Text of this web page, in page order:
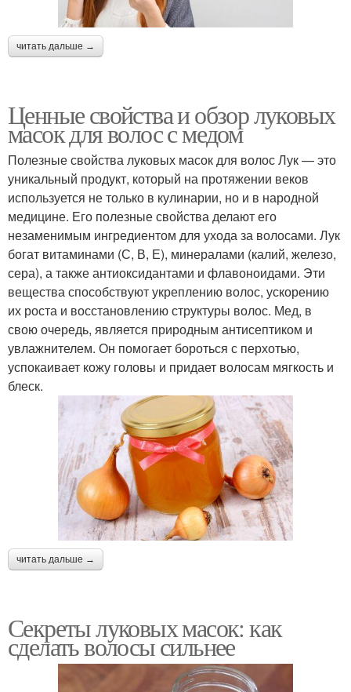
читать дальше →
Ценные свойства и обзор луковых
масок для волос с медом
Полезные свойства луковых масок для волос Лук — это
уникальный продукт, который на протяжении веков
используется не только в кулинарии, но и в народной
медицине. Его полезные свойства делают его
незаменимым ингредиентом для ухода за волосами. Лук
богат витаминами (С, В, Е), минералами (калий, железо,
сера), а также антиоксидантами и флавоноидами. Эти
вещества способствуют укреплению волос, ускорению
их роста и восстановлению структуры волос. Мед, в
свою очередь, является природным антисептиком и
увлажнителем. Он помогает бороться с перхотью,
успокаивает кожу головы и придает волосам мягкость и
блеск.
читать дальше →
Секреты луковых масок: как
сделать волосы сильнее